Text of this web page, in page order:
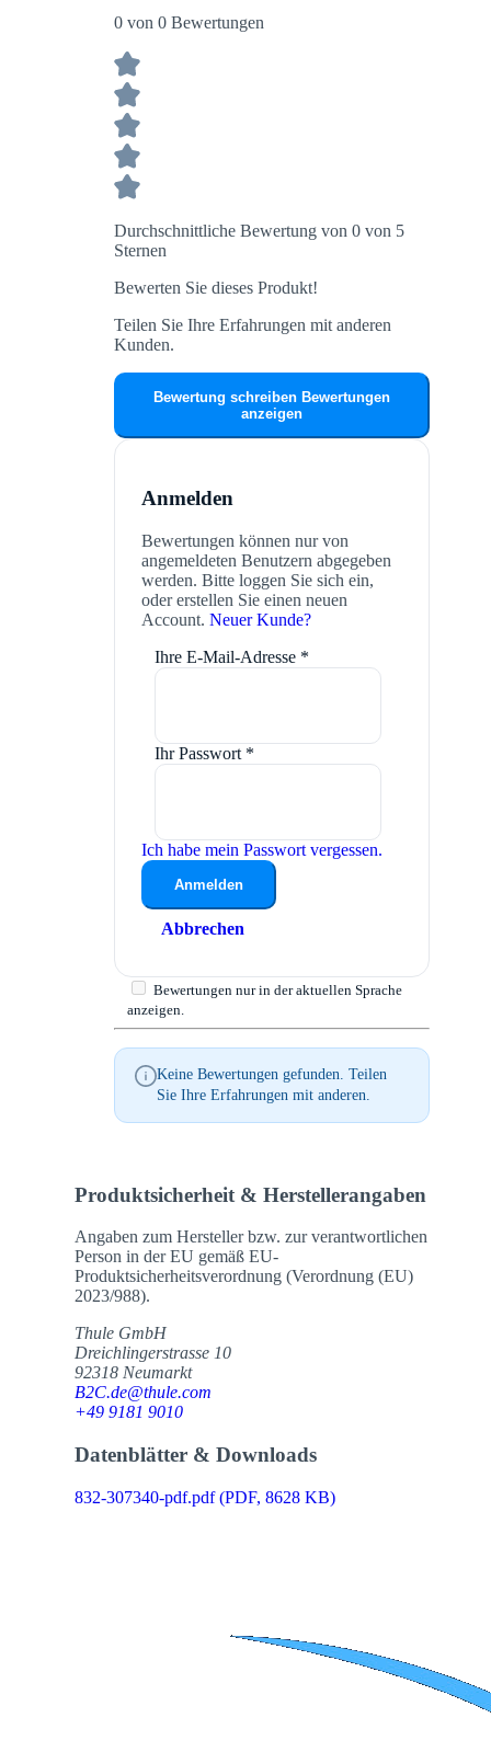
0 von 0 Bewertungen
Durchschnittliche Bewertung von 0 von 5
Sternen
Bewerten Sie dieses Produkt!
Teilen Sie Ihre Erfahrungen mit anderen
Kunden.
Bewertung schreiben Bewertungen
anzeigen
Anmelden
Bewertungen können nur von
angemeldeten Benutzern abgegeben
werden. Bitte loggen Sie sich ein,
oder erstellen Sie einen neuen
Account. Neuer Kunde?
Ihre E-Mail-Adresse *
Ihr Passwort *
Ich habe mein Passwort vergessen.
Anmelden
Abbrechen
Bewertungen nur in der aktuellen Sprache
anzeigen.
Keine Bewertungen gefunden. Teilen
Sie Ihre Erfahrungen mit anderen.
Produktsicherheit & Herstellerangaben
Angaben zum Hersteller bzw. zur verantwortlichen
Person in der EU gemäß EU-
Produktsicherheitsverordnung (Verordnung (EU)
2023/988).
Thule GmbH
Dreichlingerstrasse 10
92318 Neumarkt
B2C.de@thule.com
+49 9181 9010
Datenblätter & Downloads
832-307340-pdf.pdf (PDF, 8628 KB)